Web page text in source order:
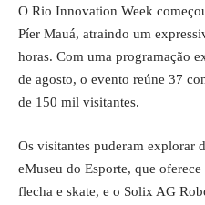
O Rio Innovation Week
Píer Mauá, atraindo um
horas. Com uma programação
de agosto, o evento reúne 37
de 150 mil visitantes.
Os visitantes puderam explorar
eMuseu do Esporte, que
flecha e skate, e o Solix AG